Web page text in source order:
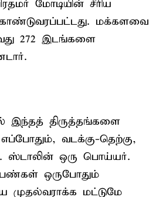
மோடியின் சீரிய
மக்களவை
272 இடங்களை
இந்தத் திருத்தங்களை
வடக்கு-தெற்கு,
ஸ்டாலின் ஒரு பொய்யர்.
ஒருபோதும்
முதல்வராக்க மட்டுமே